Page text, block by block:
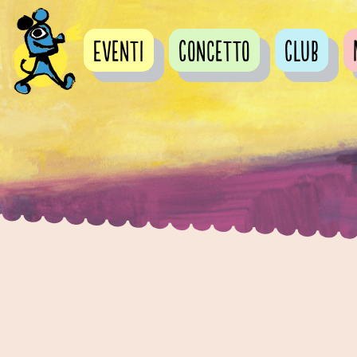
Eventi Concetto Club